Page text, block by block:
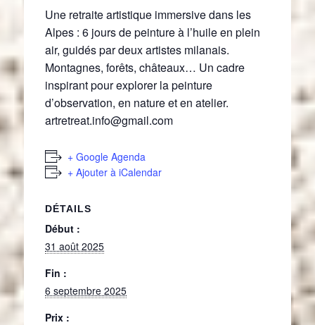
Une retraite artistique immersive dans les
Alpes : 6 jours de peinture à l’huile en plein
air, guidés par deux artistes milanais.
Montagnes, forêts, châteaux… Un cadre
inspirant pour explorer la peinture
d’observation, en nature et en atelier.
artretreat.info@gmail.com
+ Google Agenda
+ Ajouter à iCalendar
DÉTAILS
Début :
31 août 2025
Fin :
6 septembre 2025
Prix :